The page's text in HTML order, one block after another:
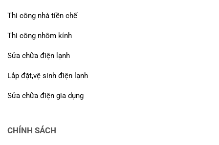
Thi công nhà tiền chế
Thi công nhôm kính
Sửa chữa điện lạnh
Lắp đặt,vệ sinh điện lạnh
Sửa chữa điện gia dụng
CHÍNH SÁCH